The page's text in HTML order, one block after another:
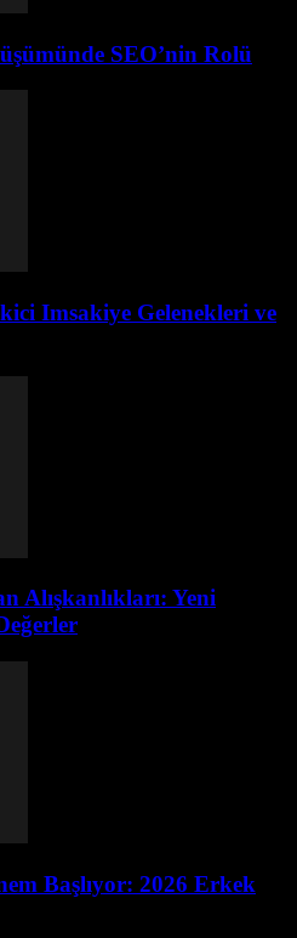
SEO’nin Rolü
Imsakiye Gelenekleri ve
Alışkanlıkları: Yeni
Başlıyor: 2026 Erkek